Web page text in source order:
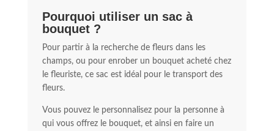
Pourquoi utiliser un sac à
bouquet ?
Pour partir à la recherche de fleurs dans les
champs, ou pour enrober un bouquet acheté chez
le fleuriste, ce sac est idéal pour le transport des
fleurs.
Vous pouvez le personnalisez pour la personne à
qui vous offrez le bouquet, et ainsi en faire un